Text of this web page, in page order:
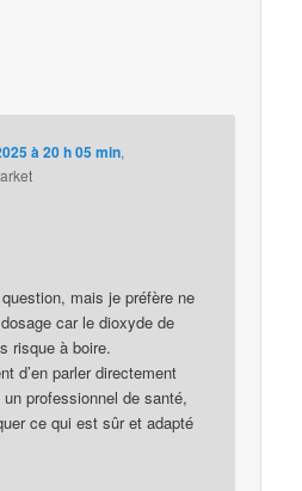
à 20 h 05 min,
mais je préfère ne
car le dioxyde de
risque à boire.
d’en parler directement
professionnel de santé,
ce qui est sûr et adapté